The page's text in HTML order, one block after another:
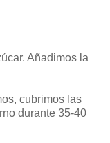
Añadimos la
cubrimos las
durante 35-40